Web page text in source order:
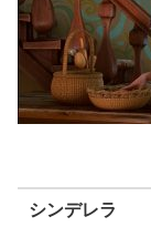
シンデレラ